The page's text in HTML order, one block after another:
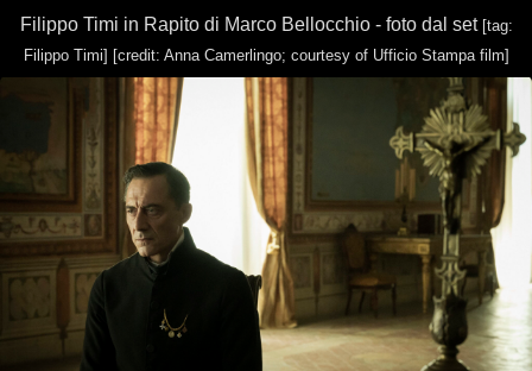
Filippo Timi in Rapito di Marco Bellocchio - foto dal set [tag:
Filippo Timi] [credit: Anna Camerlingo; courtesy of Ufficio Stampa film]